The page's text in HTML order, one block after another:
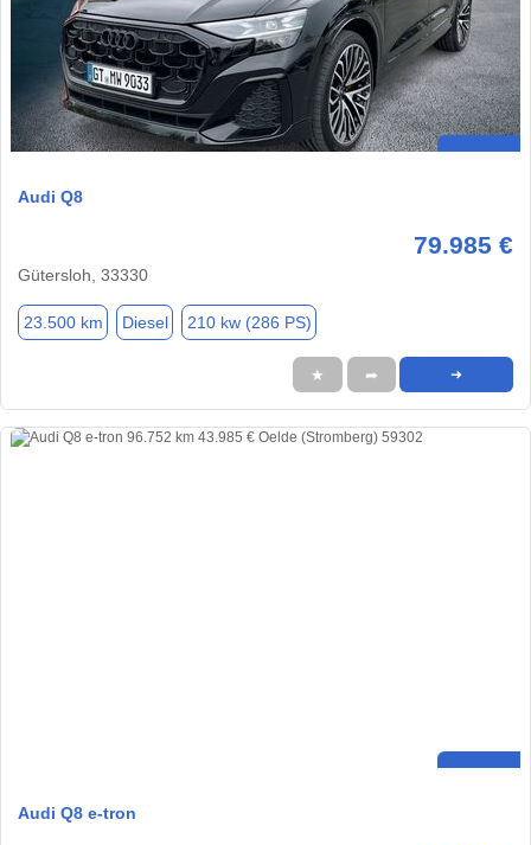
Audi Q8
79.985 €
Gütersloh, 33330
23.500 km Diesel 210 kw (286 PS)
★ ➦ ➜
Audi Q8 e-tron